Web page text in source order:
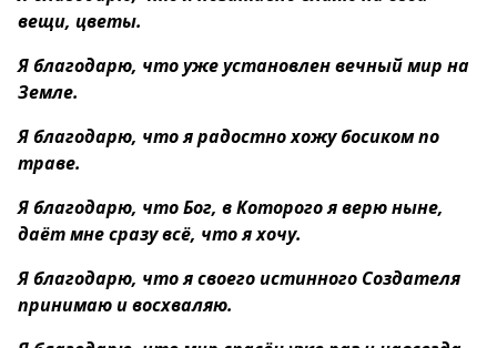
вещи, цветы.
Я благодарю, что уже установлен вечный мир на
Земле.
Я благодарю, что я радостно хожу босиком по
траве.
Я благодарю, что Бог, в Которого я верю ныне,
даёт мне сразу всё, что я хочу.
Я благодарю, что я своего истинного Создателя
принимаю и восхваляю.